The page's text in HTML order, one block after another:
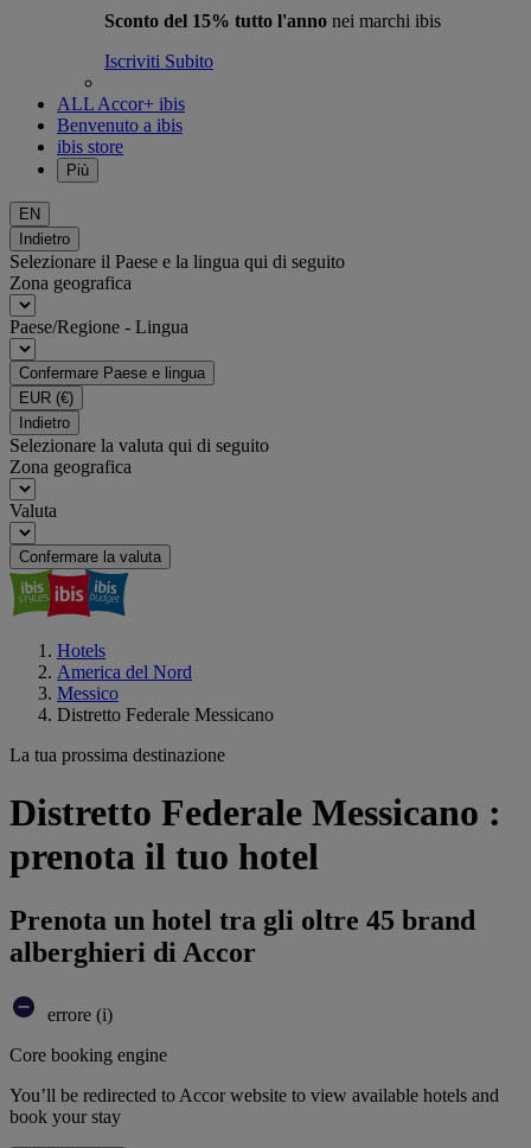
Sconto del 15% tutto l'anno nei marchi ibis
Iscriviti Subito
ALL Accor+ ibis
Benvenuto a ibis
ibis store
Più
EN
Indietro
Selezionare il Paese e la lingua qui di seguito
Zona geografica
Paese/Regione - Lingua
Confermare Paese e lingua
EUR (€)
Indietro
Selezionare la valuta qui di seguito
Zona geografica
Valuta
Confermare la valuta
Hotels
America del Nord
Messico
Distretto Federale Messicano
La tua prossima destinazione
Distretto Federale Messicano :
prenota il tuo hotel
Prenota un hotel tra gli oltre 45 brand
alberghieri di Accor
errore (i)
Core booking engine
You’ll be redirected to Accor website to view available hotels and
book your stay